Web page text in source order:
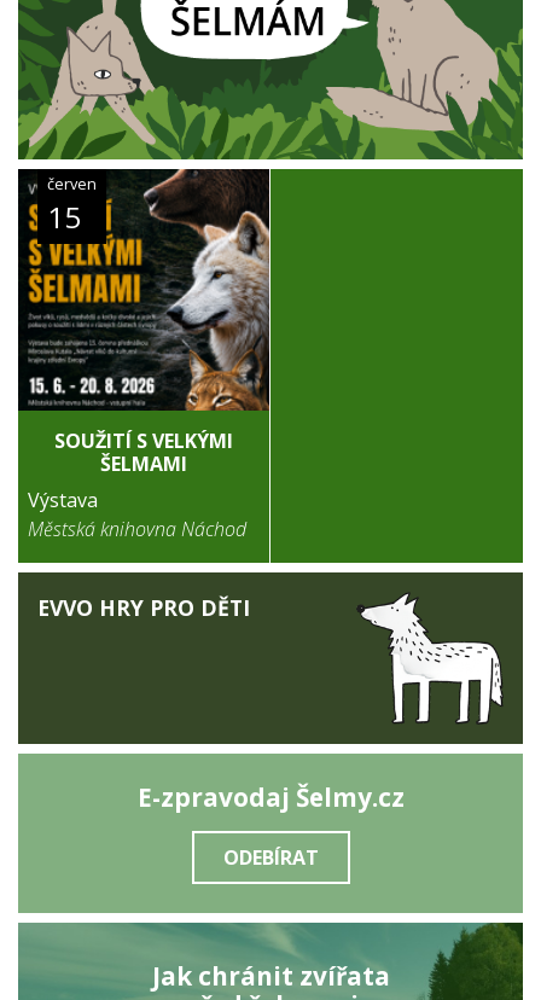
červen
15
SOUŽITÍ S VELKÝMI
ŠELMAMI
Výstava
Městská knihovna Náchod
EVVO HRY PRO DĚTI
E-zpravodaj Šelmy.cz
ODEBÍRAT
Jak chránit zvířata